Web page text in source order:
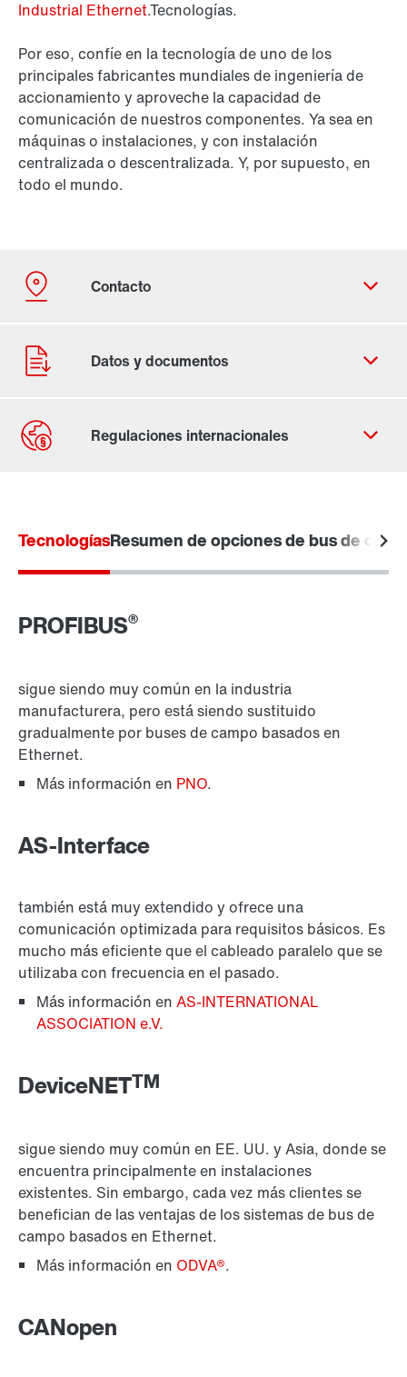
Industrial Ethernet.Tecnologías.
Por eso, confíe en la tecnología de uno de los
principales fabricantes mundiales de ingeniería de
accionamiento y aproveche la capacidad de
comunicación de nuestros componentes. Ya sea en
máquinas o instalaciones, y con instalación
centralizada o descentralizada. Y, por supuesto, en
todo el mundo.
Tecnología de convertidores
Tecnología de control
TecnologíasResumen de opciones de bus de
PROFIBUS®
sigue siendo muy común en la industria
manufacturera, pero está siendo sustituido
gradualmente por buses de campo basados en
Ethernet.
Más información en PNO.
AS-Interface
también está muy extendido y ofrece una
comunicación optimizada para requisitos básicos. Es
mucho más eficiente que el cableado paralelo que se
utilizaba con frecuencia en el pasado.
Más información en AS-INTERNATIONAL
ASSOCIATION e.V.
DeviceNETTM
sigue siendo muy común en EE. UU. y Asia, donde se
encuentra principalmente en instalaciones
existentes. Sin embargo, cada vez más clientes se
benefician de las ventajas de los sistemas de bus de
campo basados en Ethernet.
Más información en ODVA®.
CANopen